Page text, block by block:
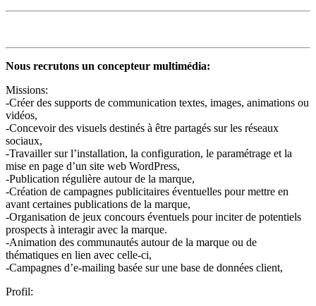
Nous recrutons un concepteur multimédia:
Missions:
-Créer des supports de communication textes, images, animations ou
vidéos,
-Concevoir des visuels destinés à être partagés sur les réseaux
sociaux,
-Travailler sur l’installation, la configuration, le paramétrage et la
mise en page d’un site web WordPress,
-Publication régulière autour de la marque,
-Création de campagnes publicitaires éventuelles pour mettre en
avant certaines publications de la marque,
-Organisation de jeux concours éventuels pour inciter de potentiels
prospects à interagir avec la marque.
-Animation des communautés autour de la marque ou de
thématiques en lien avec celle-ci,
-Campagnes d’e-mailing basée sur une base de données client,
Profil: